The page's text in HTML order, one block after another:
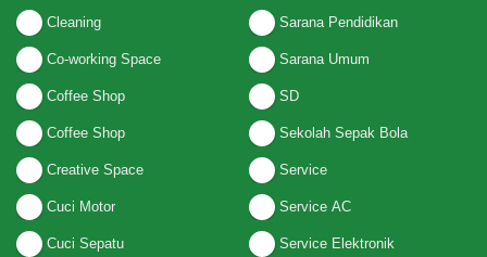
Cleaning
Co-working Space
Coffee Shop
Coffee Shop
Creative Space
Cuci Motor
Cuci Sepatu
Sarana Pendidikan
Sarana Umum
SD
Sekolah Sepak Bola
Service
Service AC
Service Elektronik